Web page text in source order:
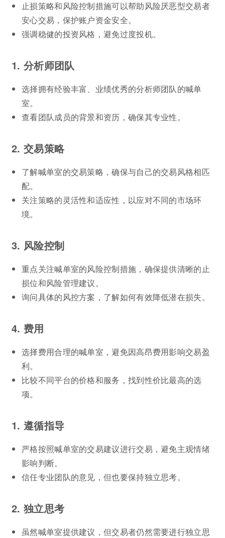
止损策略和风险控制措施可以帮助风险厌恶型交易者
安心交易，保护账户资金安全。
强调稳健的投资风格，避免过度投机。
1. 分析师团队
选择拥有经验丰富、业绩优秀的分析师团队的喊单
室。
查看团队成员的背景和资历，确保其专业性。
2. 交易策略
了解喊单室的交易策略，确保与自己的交易风格相匹
配。
关注策略的灵活性和适应性，以应对不同的市场环
境。
3. 风险控制
重点关注喊单室的风险控制措施，确保提供清晰的止
损位和风险管理建议。
询问具体的风控方案，了解如何有效降低潜在损失。
4. 费用
选择费用合理的喊单室，避免因高昂费用影响交易盈
利。
比较不同平台的价格和服务，找到性价比最高的选
项。
1. 遵循指导
严格按照喊单室的交易建议进行交易，避免主观情绪
影响判断。
信任专业团队的意见，但也要保持独立思考。
2. 独立思考
虽然喊单室提供建议，但交易者仍然需要进行独立思